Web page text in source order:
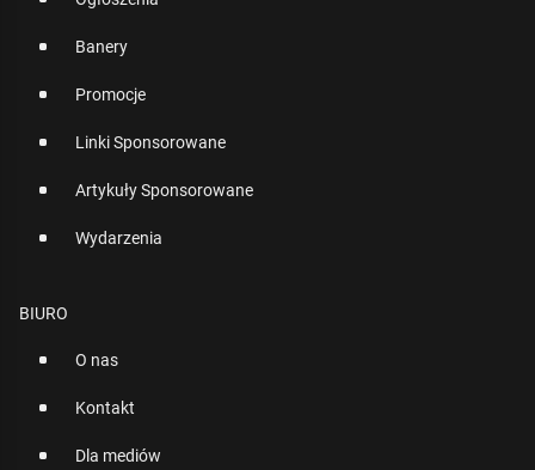
Banery
Promocje
Linki Sponsorowane
Artykuły Sponsorowane
Wydarzenia
BIURO
O nas
Kontakt
Dla mediów